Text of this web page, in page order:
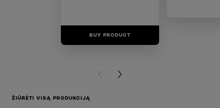
BUY PRODUCT
PREVIOUS CARD
NEXT CARD
ŽIŪRĖTI VISĄ PRODUKCIJĄ